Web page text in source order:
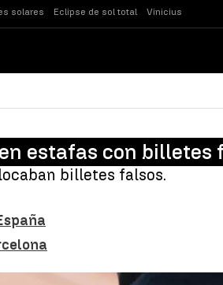
solares Eclipse de sol total Vinicius
estafas con billetes
billetes falsos.